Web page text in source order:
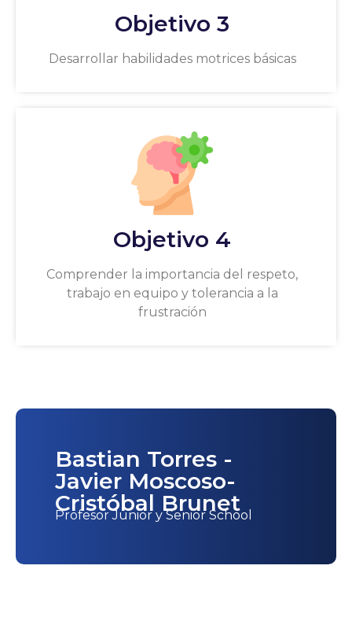
Objetivo 3
Desarrollar habilidades motrices básicas
Objetivo 4
Comprender la importancia del respeto,
trabajo en equipo y tolerancia a la
frustración
Bastian Torres -
Javier Moscoso-
Cristóbal Brunet
Profesor Junior y Senior School